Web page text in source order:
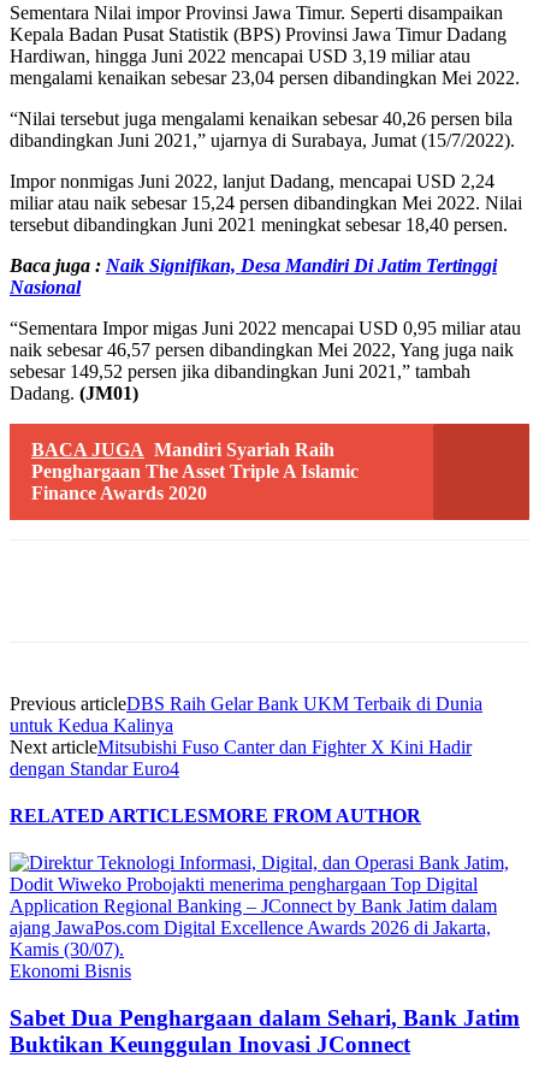
Sementara Nilai impor Provinsi Jawa Timur. Seperti disampaikan
Kepala Badan Pusat Statistik (BPS) Provinsi Jawa Timur Dadang
Hardiwan, hingga Juni 2022 mencapai USD 3,19 miliar atau
mengalami kenaikan sebesar 23,04 persen dibandingkan Mei 2022.
“Nilai tersebut juga mengalami kenaikan sebesar 40,26 persen bila
dibandingkan Juni 2021,” ujarnya di Surabaya, Jumat (15/7/2022).
Impor nonmigas Juni 2022, lanjut Dadang, mencapai USD 2,24
miliar atau naik sebesar 15,24 persen dibandingkan Mei 2022. Nilai
tersebut dibandingkan Juni 2021 meningkat sebesar 18,40 persen.
Baca juga : Naik Signifikan, Desa Mandiri Di Jatim Tertinggi
Nasional
“Sementara Impor migas Juni 2022 mencapai USD 0,95 miliar atau
naik sebesar 46,57 persen dibandingkan Mei 2022, Yang juga naik
sebesar 149,52 persen jika dibandingkan Juni 2021,” tambah
Dadang. (JM01)
BACA JUGA Mandiri Syariah Raih
Penghargaan The Asset Triple A Islamic
Finance Awards 2020
Previous articleDBS Raih Gelar Bank UKM Terbaik di Dunia
untuk Kedua Kalinya
Next articleMitsubishi Fuso Canter dan Fighter X Kini Hadir
dengan Standar Euro4
RELATED ARTICLESMORE FROM AUTHOR
Ekonomi Bisnis
Sabet Dua Penghargaan dalam Sehari, Bank Jatim
Buktikan Keunggulan Inovasi JConnect